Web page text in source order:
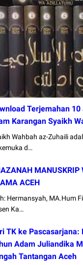
Terjemahan
Karangan Syaikh
Wahbah az-Zuhaili
d…
MANUSKRIP
ACEH
Hermansyah, MA.Hum
Ka…
TK ke Pascasarjana:
Adam Juliandika
Tantangan Aceh